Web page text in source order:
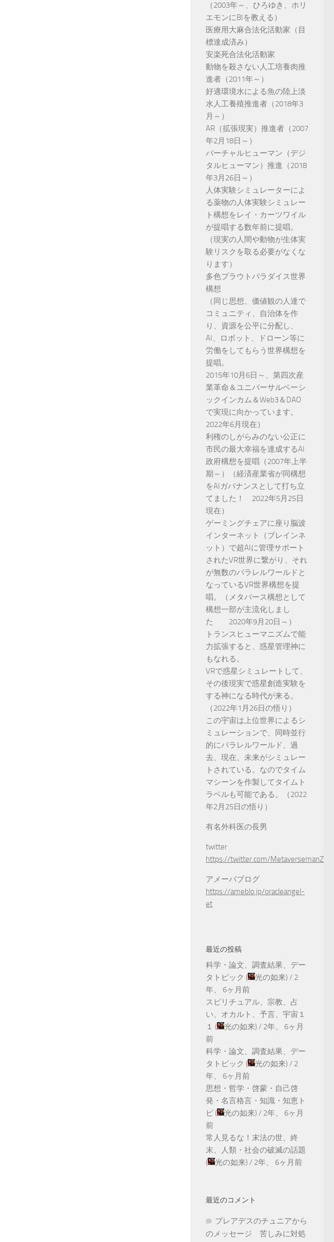
（2003年～、ひろゆき、ホリ
エモンにBIを教える）
医療用大麻合法化活動家（目
標達成済み）
安楽死合法化活動家
動物を殺さない人工培養肉推
進者（2011年～）
好適環境水による魚の陸上淡
水人工養殖推進者（2018年3
月～）
AR（拡張現実）推進者（2007
年2月18日～）
バーチャルヒューマン（デジ
タルヒューマン）推進（2018
年3月26日～）
人体実験シミュレーターによ
る薬物の人体実験シミュレー
ト構想をレイ・カーツワイル
が提唱する数年前に提唱。
（現実の人間や動物が生体実
験リスクを取る必要がなくな
ります）
多色プラウトパラダイス世界
構想
（同じ思想、価値観の人達で
コミュニティ、自治体を作
り、資源を公平に分配し、
AI、ロボット、ドローン等に
労働をしてもらう世界構想を
提唱。
2015年10月6日～、第四次産
業革命＆ユニバーサルベーシ
ックインカム＆Web3＆DAO
で実現に向かっています。
2022年6月現在）
利権のしがらみのない公正に
市民の最大幸福を達成するAI
政府構想を提唱（2007年上半
期～）（経済産業省が同構想
をAIガバナンスとして打ち立
てました！ 2022年5月25日
現在）
ゲーミングチェアに座り脳波
インターネット（ブレインネ
ット）で超AIに管理サポート
されたVR世界に繋がり、それ
が無数のパラレルワールドと
なっているVR世界構想を提
唱。（メタバース構想として
構想一部が主流化しまし
た 2020年9月20日～）
トランスヒューマニズムで能
力拡張すると、惑星管理神に
もなれる。
VRで惑星シミュレートして、
その後現実で惑星創造実験を
する神になる時代が来る。
（2022年1月26日の悟り）
この宇宙は上位世界によるシ
ミュレーションで、同時並行
的にパラレルワールド、過
去、現在、未来がシミュレー
トされている。なのでタイム
マシーンを作製してタイムト
ラベルも可能である。（2022
年2月25日の悟り）
有名外科医の長男
twitter
https://twitter.com/MetaversemanZ
アメーバブログ
https://ameblo.jp/oracleangel-
et
最近の投稿
科学・論文、調査結果、デー
タトピック ( 光の如来) / 2
年、 6ヶ月前
スピリチュアル、宗教、占
い、オカルト、予言、宇宙１
１ ( 光の如来) / 2年、 6ヶ月
前
科学・論文、調査結果、デー
タトピック ( 光の如来) / 2
年、 6ヶ月前
思想・哲学・啓蒙・自己啓
発・名言格言・知識・知恵ト
ピ ( 光の如来) / 2年、 6ヶ月
前
常人見るな！末法の世、終
末、人類・社会の破滅の話題
(
光の如来) / 2年、 6ヶ月前
最近のコメント
プレアデスのチュニアから
のメッセージ 苦しみに対処